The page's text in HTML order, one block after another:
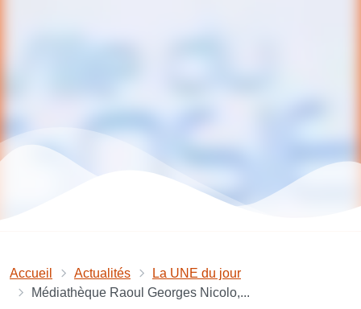
Accueil Actualités
La UNE du jour
Médiathèque Raoul Georges Nicolo,...